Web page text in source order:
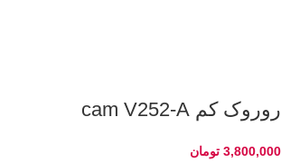
روروک کم cam V252-A
3,800,000 تومان